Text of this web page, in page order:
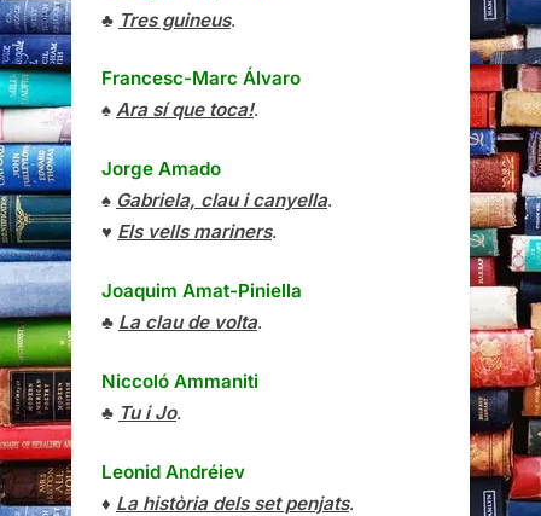
♣ Tres guineus.
Francesc-Marc Álvaro
♠ Ara sí que toca!.
Jorge Amado
♠ Gabriela, clau i canyella.
♥ Els vells mariners.
Joaquim Amat-Piniella
♣ La clau de volta.
Niccoló Ammaniti
♣ Tu i Jo.
Leonid Andréiev
♦ La història dels set penjats.